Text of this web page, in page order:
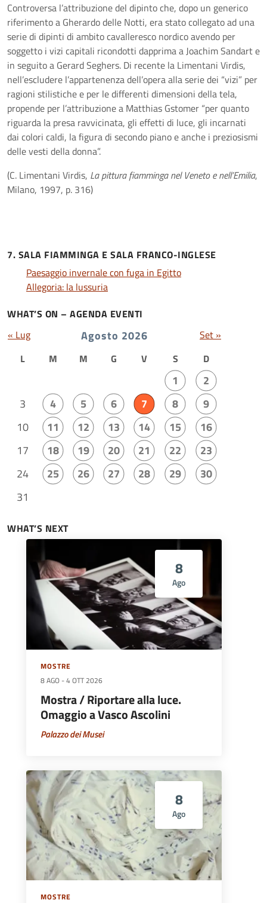
Controversa l’attribuzione del dipinto che, dopo un generico
riferimento a Gherardo delle Notti, era stato collegato ad una
serie di dipinti di ambito cavalleresco nordico avendo per
soggetto i vizi capitali ricondotti dapprima a Joachim Sandart e
in seguito a Gerard Seghers. Di recente la Limentani Virdis,
nell’escludere l’appartenenza dell’opera alla serie dei “vizi” per
ragioni stilistiche e per le differenti dimensioni della tela,
propende per l’attribuzione a Matthias Gstomer “per quanto
riguarda la presa ravvicinata, gli effetti di luce, gli incarnati
dai colori caldi, la figura di secondo piano e anche i preziosismi
delle vesti della donna”.
(C. Limentani Virdis, La pittura fiamminga nel Veneto e nell’Emilia,
Milano, 1997, p. 316)
7. SALA FIAMMINGA E SALA FRANCO-INGLESE
Paesaggio invernale con fuga in Egitto
Allegoria: la lussuria
WHAT’S ON – AGENDA EVENTI
Agosto 2026
L M M G V S D
1
2
3
4 5 6 7 8
9
10
11 12 13 14 15
16
17
18 19 20 21 22
23
24
25 26 27 28 29
30
31
« Lug Set »
WHAT’S NEXT
8
Ago
MOSTRE
8 AGO -4 OTT 2026
Mostra / Riportare alla luce.
Omaggio a Vasco Ascolini
Palazzo dei Musei
8
Ago
MOSTRE